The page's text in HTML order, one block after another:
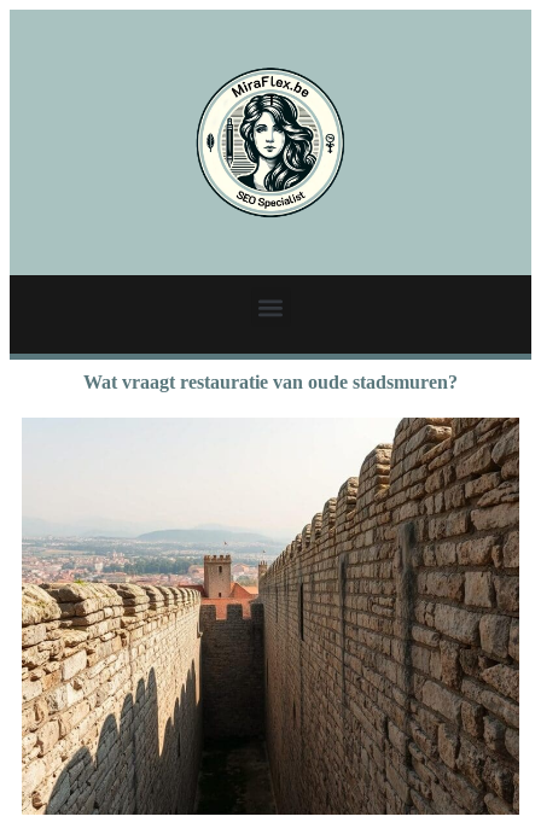
Wat vraagt restauratie van oude stadsmuren?